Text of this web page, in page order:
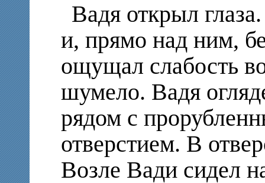
Вадя открыл
и, прямо над ним,
ощущал слабость
шумело. Вадя
рядом с
отверстием. В
Возле Вади сидел